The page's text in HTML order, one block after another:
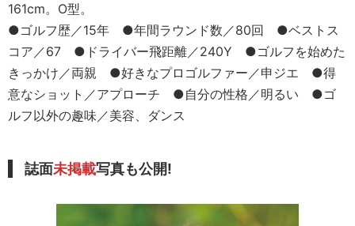
161cm。O型。
●ゴルフ歴／15年 ●年間ラウンド数／80回 ●ベストス
コア／67 ●ドライバー飛距離／240Y ●ゴルフを始めた
きっかけ／両親 ●好きなプロゴルファー／申ジエ ●得
意なショット／アプローチ ●自分の性格／明るい ●ゴ
ルフ以外の趣味／美容、ダンス
誌面未掲載写真も公開!